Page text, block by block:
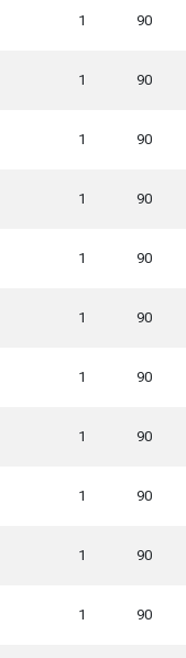
1 90
1 90
1 90
1 90
1 90
1 90
1 90
1 90
1 90
1 90
1 90